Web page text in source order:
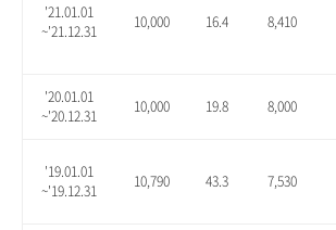
'21.01.01
~'21.12.31
10,000 16.4 8,410
'20.01.01
~'20.12.31
10,000 19.8 8,000
'19.01.01
~'19.12.31
10,790 43.3 7,530